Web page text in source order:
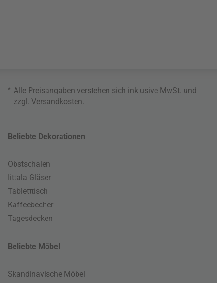
* Alle Preisangaben verstehen sich inklusive MwSt. und
zzgl. Versandkosten
Beliebte Dekorationen
Obstschalen
Iittala Gläser
Tabletttisch
Kaffeebecher
Tagesdecken
Beliebte Möbel
Skandinavische Möbel